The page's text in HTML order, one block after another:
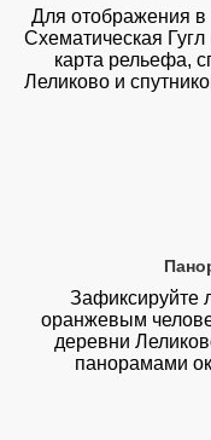
Для отображения в
Схематическая
карта рельефа,
Леликово и
Зафиксируйте
оранжевым
деревни
панорамами